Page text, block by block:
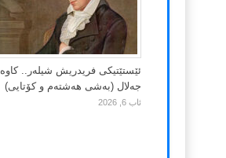
ئێستێتیکی فریدریش شیلەر.. کاوە
جەلال (بەشی هەشتەم و کۆتایی)
ئاب 6, 2026